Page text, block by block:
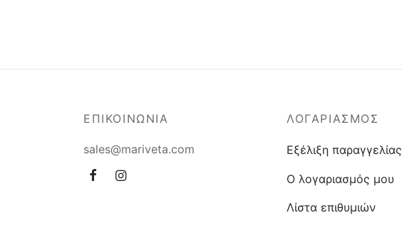
ΕΠΙΚΟΙΝΩΝΙΑ
sales@mariveta.com
ΛΟΓΑΡΙΑΣΜΟΣ
Εξέλιξη παραγγελίας
Ο λογαριασμός μου
Λίστα επιθυμιών